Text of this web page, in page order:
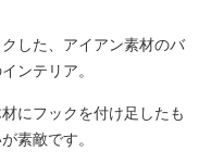
した、アイアン素材のバ
ンテリア。
にフックを付け足したも
素敵です。